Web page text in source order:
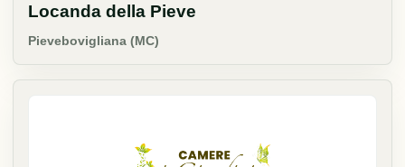
Locanda della Pieve
Pievebovigliana (MC)